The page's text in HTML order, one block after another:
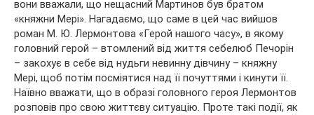
вони вважали, що нещасний Мартинов був братом
«княжни Мері». Нагадаємо, що саме в цей час вийшов
роман М. Ю. Лермонтова «Герой нашого часу», в якому
головний герой – втомлений від життя себелюб Печорін
– закохує в себе від нудьги невинну дівчину – княжну
Мері, щоб потім посміятися над її почуттями і кинути її.
Наївно вважати, що в образі головного героя Лермонтов
розповів про свою життєву ситуацію. Проте такі події, як